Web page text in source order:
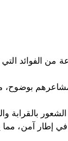
من الفوائد
ومشاعرهم
بالقرابة
في إطار آمن،